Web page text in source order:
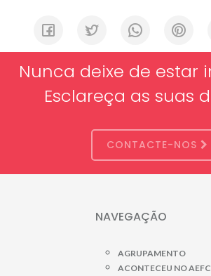
Nunca deixe de estar
Esclareça as suas
CONTACTE-NOS
NAVEGAÇÃO
AGRUPAMENTO
ACONTECEU NO AEFC